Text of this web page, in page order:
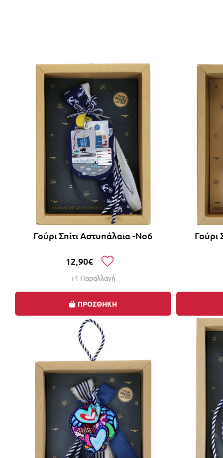
Γούρι Σπίτι Αστυπάλαια -Νο6
12,90€
+1 Παραλλαγή
ΠΡΟΣΘΗΚΗ
Γούρι